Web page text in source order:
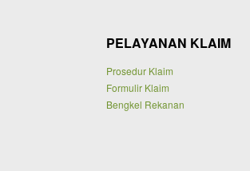
PELAYANAN KLAIM
Prosedur Klaim
Formulir Klaim
Bengkel Rekanan